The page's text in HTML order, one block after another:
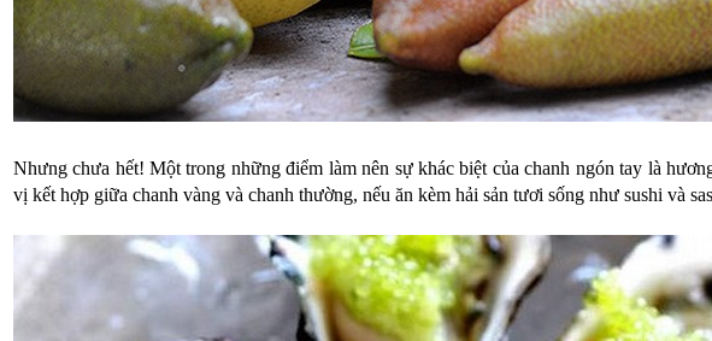
Nhưng chưa hết! Một trong những điểm làm nên sự khác biệt của chanh ngón tay là
vị kết hợp giữa chanh vàng và chanh thường, nếu ăn kèm hải sản tươi sống như sushi và